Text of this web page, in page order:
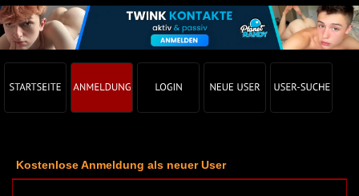
Kostenlose Anmeldung als neuer User